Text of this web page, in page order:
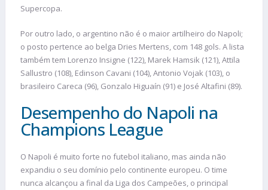
Supercopa.
Por outro lado, o argentino não é o maior artilheiro do Napoli;
o posto pertence ao belga Dries Mertens, com 148 gols. A lista
também tem Lorenzo Insigne (122), Marek Hamsik (121), Attila
Sallustro (108), Edinson Cavani (104), Antonio Vojak (103), o
brasileiro Careca (96), Gonzalo Higuaín (91) e José Altafini (89).
Desempenho do Napoli na
Champions League
O Napoli é muito forte no futebol italiano, mas ainda não
expandiu o seu domínio pelo continente europeu. O time
nunca alcançou a final da Liga dos Campeões, o principal